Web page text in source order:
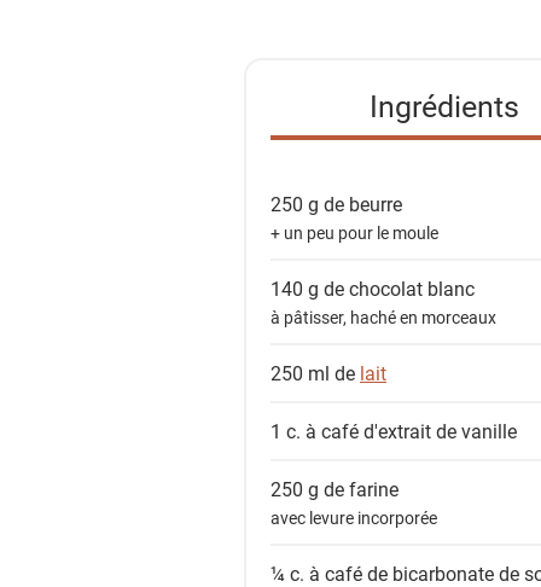
Ingrédients
250 g de beurre
+ un peu pour le moule
140 g dechocolat blanc
à pâtisser, haché en morceaux
250 ml de lait
1 c. à caféd'extrait de vanille
250 g defarine
avec levure incorporée
¼ c. à café de bicarbonate de